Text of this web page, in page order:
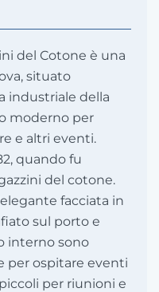
del Cotone è una
situato
industriale della
moderno per
e altri eventi.
quando fu
del cotone.
facciata in
sul porto e
interno sono
per ospitare eventi
per riunioni e